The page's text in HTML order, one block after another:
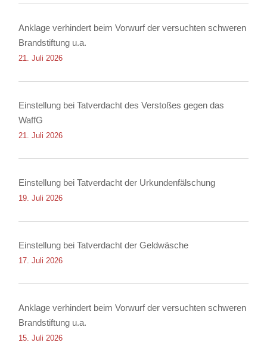
Anklage verhindert beim Vorwurf der versuchten schweren
Brandstiftung u.a.
21. Juli 2026
Einstellung bei Tatverdacht des Verstoßes gegen das
WaffG
21. Juli 2026
Einstellung bei Tatverdacht der Urkundenfälschung
19. Juli 2026
Einstellung bei Tatverdacht der Geldwäsche
17. Juli 2026
Anklage verhindert beim Vorwurf der versuchten schweren
Brandstiftung u.a.
15. Juli 2026